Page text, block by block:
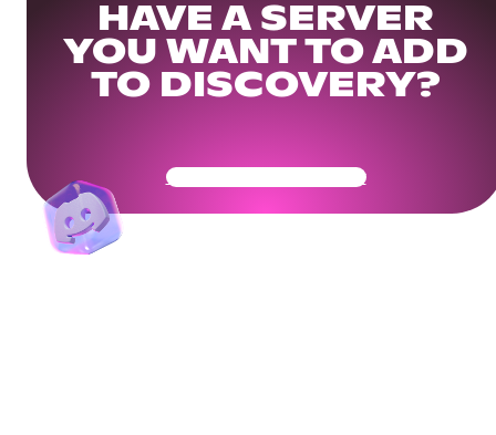
HAVE A SERVER
YOU WANT TO ADD
TO DISCOVERY?
Get Your Community Ready